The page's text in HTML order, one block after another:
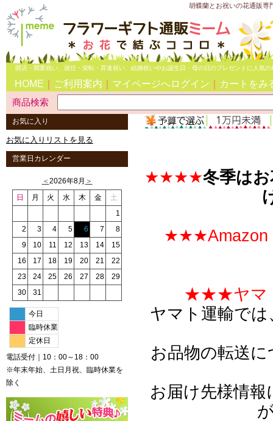
胡蝶蘭とお祝いの花通販
開店・開業祝い、就任・栄転・昇進祝い、結婚祝いやお誕生日・母の日のプレゼントに人気
HOME ご利用案内 マイページへログイン
カートをみ
商品検索
お気に入り
お気に入りリストを見る
営業日カレンダー
＜ 2026年8月 ＞
日
月 火 水 木 金
土
1
2
3 4 5 6 7
8
9
10 11 12 13 14
15
16
17 18 19 20 21
22
23
24 25 26 27 28
29
30
31
今日
臨時休業
定休日
電話受付｜10：00～18：00
※年末年始、土日月祝、臨時休業を
除く
★★★★冬季は
★★★Amazon
★★★ヤマ
ヤマト運輸で
お品物の転送
お届け先様情